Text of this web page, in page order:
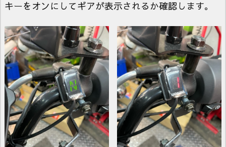
キーをオンにしてギアが表示されるか確認します。